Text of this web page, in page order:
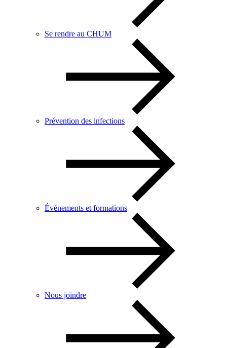
Se rendre au CHUM
Prévention des infections
Événements et formations
Nous joindre